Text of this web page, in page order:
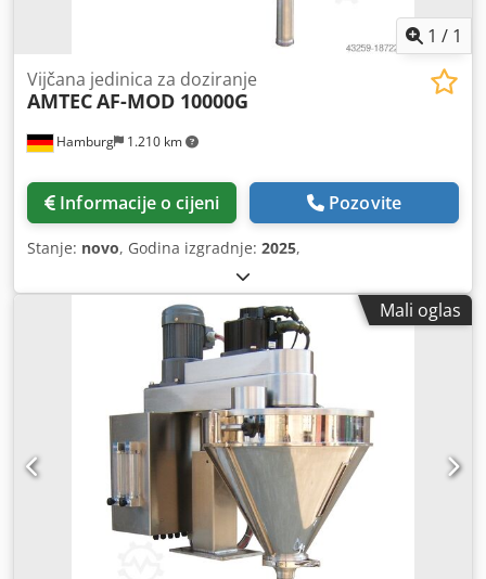
1 / 1
Hamburg 1.210 km
Vijčana jedinica za doziranje
AMTECAF-MOD 10000G
Informacije o cijeni Pozovite
Stanje: novo, Godina izgradnje: 2025,
Mali oglas